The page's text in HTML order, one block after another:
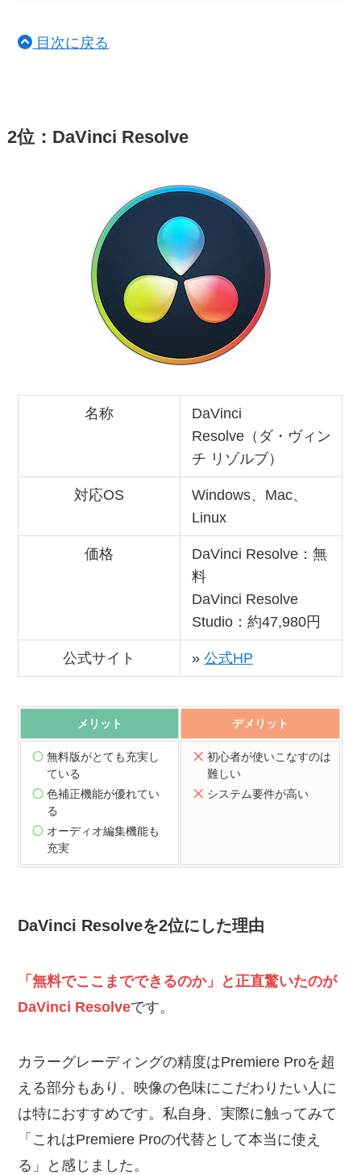
目次に戻る
2位：DaVinci Resolve
名称
DaVinci
Resolve（ダ・ヴィン
チ リゾルブ）
対応OS
Windows、Mac、
Linux
価格
DaVinci Resolve：無
料
DaVinci Resolve
Studio：約47,980円
公式サイト » 公式HP
メリット デメリット
無料版がとても充実し
ている
色補正機能が優れてい
る
オーディオ編集機能も
充実
初心者が使いこなすのは
難しい
システム要件が高い
DaVinci Resolveを2位にした理由
「無料でここまでできるのか」と正直驚いたのが
DaVinci Resolveです。
カラーグレーディングの精度はPremiere Proを超
える部分もあり、映像の色味にこだわりたい人に
は特におすすめです。私自身、実際に触ってみて
「これはPremiere Proの代替として本当に使え
る」と感じました。